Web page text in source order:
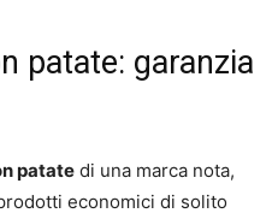
patate: garanzia
patate di una marca nota,
economici di solito